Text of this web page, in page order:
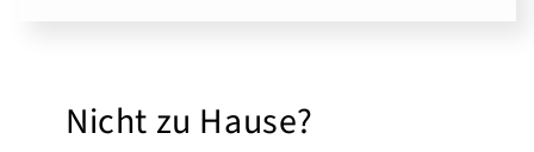
Nicht zu Hause?